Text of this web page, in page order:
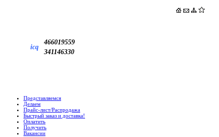
icq
466019559
341146330
Представляемся
Делаем
Прайс-лист/Распродажа
Быстрый заказ и доставка!
Оплатить
Получить
Вакансии